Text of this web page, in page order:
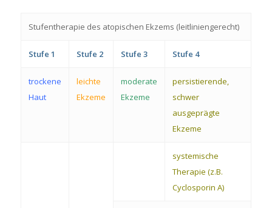
Stufentherapie des atopischen Ekzems (leitliniengerecht)
Stufe 1 Stufe 2 Stufe 3 Stufe 4
trockene
Haut
leichte
Ekzeme
moderate
Ekzeme
persistierende,
schwer
ausgeprägte
Ekzeme
systemische
Therapie (z.B.
Cyclosporin A)